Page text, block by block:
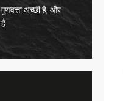
अच्छी है, और
है